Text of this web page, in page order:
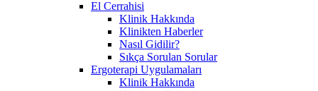
El Cerrahisi
Klinik Hakkında
Klinikten Haberler
Nasıl Gidilir?
Sıkça Sorulan Sorular
Ergoterapi Uygulamaları
Klinik Hakkında